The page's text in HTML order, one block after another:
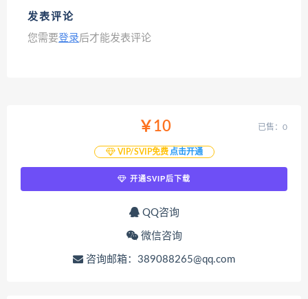
发表评论
您需要登录后才能发表评论
￥10
VIP/SVIP免费 点击开通
已售：0
开通SVIP后下载
QQ咨询
微信咨询
咨询邮箱：389088265@qq.com